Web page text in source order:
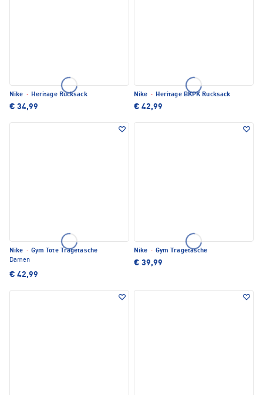
Nike · Heritage Rucksack
€ 34,99
Nike · Heritage BKPK Rucksack
€ 42,99
Nike · Gym Tote Tragetasche
Damen
€ 42,99
Nike · Gym Tragetasche
€ 39,99